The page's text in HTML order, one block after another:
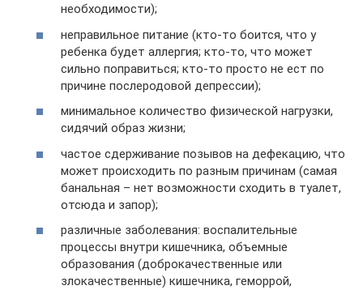
необходимости);
неправильное питание (кто-то боится, что у
ребенка будет аллергия; кто-то, что может
сильно поправиться; кто-то просто не ест по
причине послеродовой депрессии);
минимальное количество физической нагрузки,
сидячий образ жизни;
частое сдерживание позывов на дефекацию, что
может происходить по разным причинам (самая
банальная – нет возможности сходить в туалет,
отсюда и запор);
различные заболевания: воспалительные
процессы внутри кишечника, объемные
образования (доброкачественные или
злокачественные) кишечника, геморрой,